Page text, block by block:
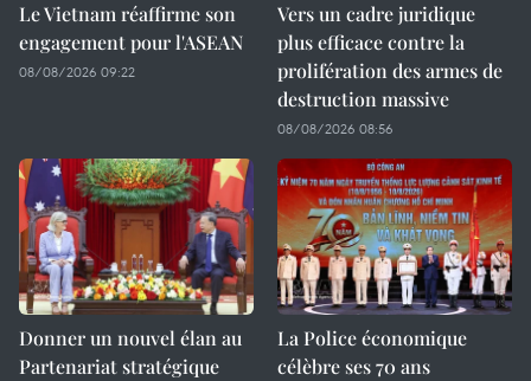
Le Vietnam réaffirme son
engagement pour l'ASEAN
08/08/2026 09:22
Vers un cadre juridique
plus efficace contre la
prolifération des armes de
destruction massive
08/08/2026 08:56
Donner un nouvel élan au
Partenariat stratégique
La Police économique
célèbre ses 70 ans